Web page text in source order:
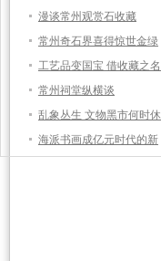
漫谈常州观赏石收藏
常州奇石界喜得惊世金绿
工艺品变国宝 借收藏之名
常州祠堂纵横谈
乱象丛生 文物黑市何时休
海派书画成亿元时代的新